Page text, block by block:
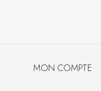
MON COMPTE